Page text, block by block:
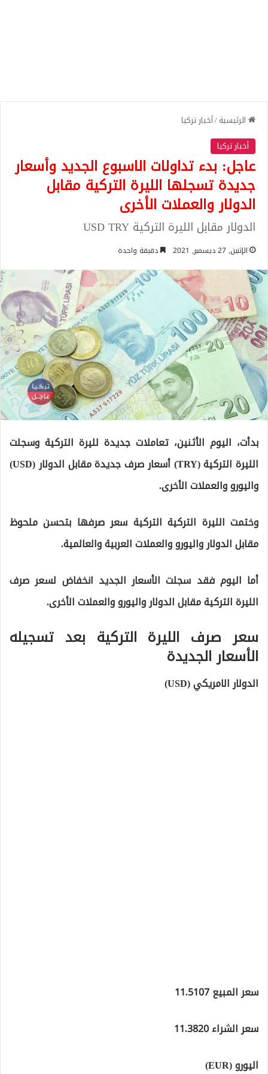
الرئيسية/أخبار تركيا
أخبار تركيا
عاجل: بدء تداولات الاسبوع الجديد وأسعار
جديدة تسجلها الليرة التركية مقابل
الدولار والعملات الأخرى
الدولار مقابل الليرة التركية USD TRY
الإثنين, 27 ديسمبر, 2021 دقيقة واحدة
بدأت، اليوم الأثنين، تعاملات جديدة لليرة التركية وسجلت
الليرة التركية (TRY) أسعار صرف جديدة مقابل الدولار (USD)
واليورو والعملات الأخرى.
وختمت الليرة التركية التركية سعر صرفها بتحسن ملحوظ
مقابل الدولار واليورو والعملات العربية والعالمية.
أما اليوم فقد سجلت الأسعار الجديد انخفاض لسعر صرف
الليرة التركية مقابل الدولار واليورو والعملات الأخرى.
سعر صرف الليرة التركية بعد تسجيله
الأسعار الجديدة
الدولار الامريكي (USD)
سعر المبيع 11.5107
سعر الشراء 11.3820
اليورو (EUR)